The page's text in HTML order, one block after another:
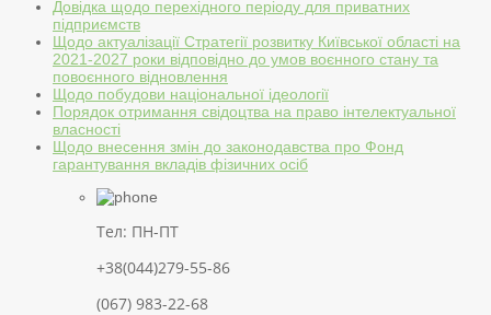
Довідка щодо перехідного періоду для приватних
підприємств
Щодо актуалізації Стратегії розвитку Київської області на
2021-2027 роки відповідно до умов воєнного стану та
повоєнного відновлення
Щодо побудови національної ідеології
Порядок отримання свідоцтва на право інтелектуальної
власності
Щодо внесення змін до законодавства про Фонд
гарантування вкладів фізичних осіб
Тел: ПН-ПТ
+38(044)279-55-86
(067) 983-22-68